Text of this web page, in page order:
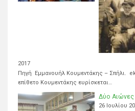
2017
Πηγή Εμμανουήλ Κουμεντάκης – Σπήλι.
επίθετο Κουμεντάκης ευρίσκεται…
Δύο Αιώνες
26 Ιουλίου